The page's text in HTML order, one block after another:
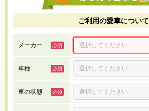
ご利用の愛車について
メーカー
車種
車の状態